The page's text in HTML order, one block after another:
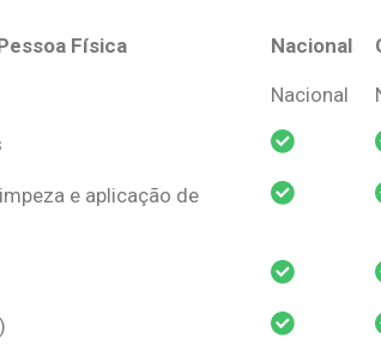
Física Nacional
Física
Nacional
Nacional
e aplicação de